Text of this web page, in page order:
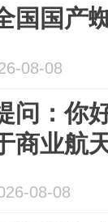
国国产
08-08
问：你
商业航
08-08